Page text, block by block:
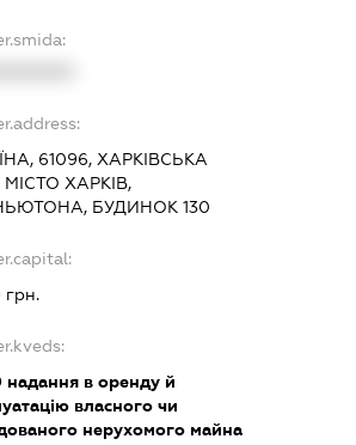
61096, ХАРКІВСЬКА
ХАРКІВ,
БУДИНОК 130
грн.
надання в оренду й
власного чи
нерухомого майна